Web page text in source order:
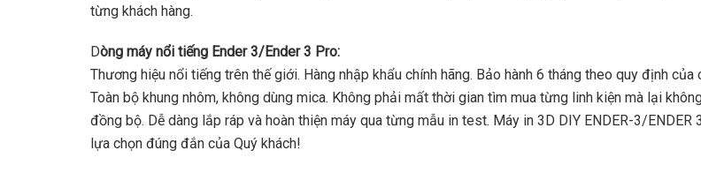
từng khách hàng.
Dòng máy nổi tiếng Ender 3/Ender 3 Pro:
Thương hiệu nổi tiếng trên thế giới. Hàng nhập khẩu chính hãng. Bảo hành 6 tháng theo quy định của
Toàn bộ khung nhôm, không dùng mica. Không phải mất thời gian tìm mua từng linh kiện mà lại
đồng bộ. Dễ dàng lắp ráp và hoàn thiện máy qua từng mẫu in test. Máy in 3D DIY ENDER-3/ENDER
lựa chọn đúng đắn của Quý khách!